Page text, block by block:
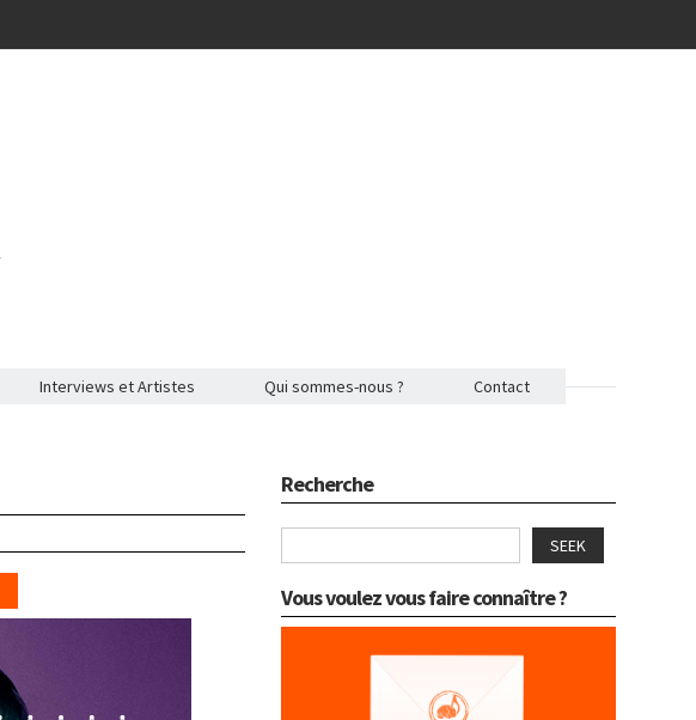
Interviews et Artistes Qui sommes-nous ? Contact
Recherche
SEEK
Vous voulez vous faire connaître ?